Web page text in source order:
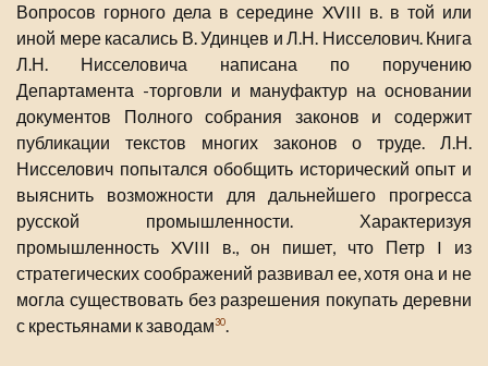
Вопросов горного дела в середине XVIII в. в той или
иной мере касались В. Удинцев и Л.Н. Нисселович. Книга
Л.Н. Нисселовича написана по поручению
Департамента -торговли и мануфактур на основании
документов Полного собрания законов и содержит
публикации текстов многих законов о труде. Л.Н.
Нисселович попытался обобщить исторический опыт и
выяснить возможности для дальнейшего прогресса
русской промышленности. Характеризуя
промышленность XVIII в., он пишет, что Петр I из
стратегических соображений развивал ее, хотя она и не
могла существовать без разрешения покупать деревни
с крестьянами к заводам30.